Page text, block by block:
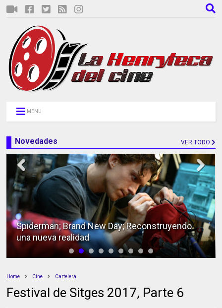
MENU
Novedades VER TODO
Spiderman; Brand New Day; Reconstruyendo
una nueva realidad
Home Cine Cartelera
Festival de Sitges 2017, Parte 6